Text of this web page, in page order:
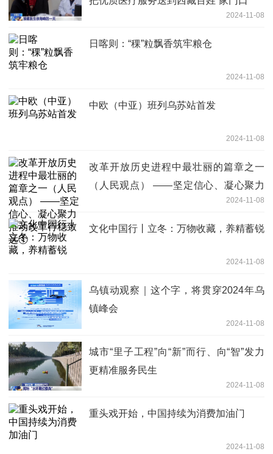
2024-11-08
日喀则：“稞”粒飘香筑牢粮仓
2024-11-08
中欧（中亚）班列乌苏站首发
2024-11-08
改革开放历史进程中最壮丽的篇章之一
（人民观点） ——坚定信心、凝心聚力
2024-11-08
文化中国行丨立冬：万物收藏，养精蓄锐
2024-11-08
乌镇动观察｜这个字，将贯穿2024年乌
镇峰会
2024-11-08
城市“里子工程”向“新”而行、向“智”发力
更精准服务民生
2024-11-08
重头戏开始，中国持续为消费加油门
2024-11-08